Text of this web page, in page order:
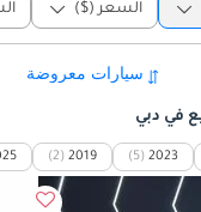
السعر ($)
2023
(5)
2019
(2)